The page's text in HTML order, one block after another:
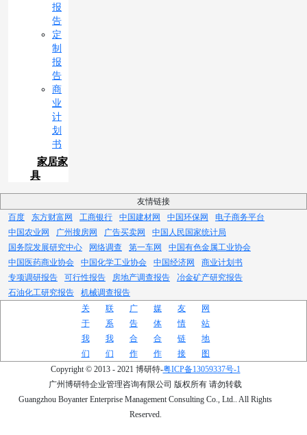
报
告
定
制
报
告
商
业
计
划
书
家居家
具
友情链接
百度
东方财富网 工商银行 中国建材网 中国环保网
电子商务平台
中国农业网
广州搜房网 广告买卖网
中国人民国家统计局
国务院发展研究中心
网络调查 第一车网
中国有色金属工业协会
中国医药商业协会
中国化学工业协会 中国经济网
商业计划书
专项调研报告
可行性报告 房地产调查报告
冶金矿产研究报告
石油化工研究报告
机械调查报告
关
于
我
们
联
系
我
们
广
告
合
作
媒
体
合
作
友
情
链
接
网
站
地
图
Copyright © 2013 - 2021 博研特-粤ICP备13059337号-1
广州博研特企业管理咨询有限公司 版权所有 请勿转载
Guangzhou Boyanter Enterprise Management Consulting Co., Ltd.. All Rights
Reserved.